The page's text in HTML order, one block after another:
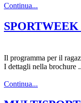
Continua...
SPORTWEEK
Il programma per il
I dettagli nella brochure
Continua...